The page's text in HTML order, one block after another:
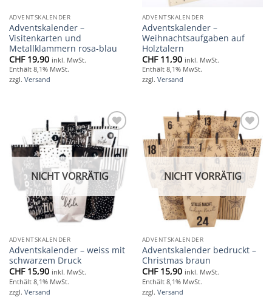
ADVENTSKALENDER
Adventskalender –
Visitenkarten und
Metallklammern rosa-blau
CHF19,90 inkl. MwSt.
Enthält 8,1% MwSt.
zzgl. Versand
ADVENTSKALENDER
Adventskalender –
Weihnachtsaufgaben auf
Holztalern
CHF11,90 inkl. MwSt.
Enthält 8,1% MwSt.
zzgl. Versand
Add to
wishlist
NICHT VORRÄTIG
ADVENTSKALENDER
Adventskalender – weiss mit
schwarzem Druck
CHF15,90 inkl. MwSt.
Enthält 8,1% MwSt.
zzgl. Versand
Add to
wishlist
NICHT VORRÄTIG
ADVENTSKALENDER
Adventskalender bedruckt –
Christmas braun
CHF15,90 inkl. MwSt.
Enthält 8,1% MwSt.
zzgl. Versand